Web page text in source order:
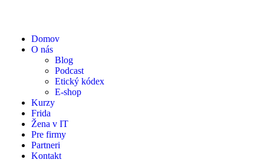
Domov
O nás
Blog
Podcast
Etický kódex
E-shop
Kurzy
Frida
Žena v IT
Pre firmy
Partneri
Kontakt